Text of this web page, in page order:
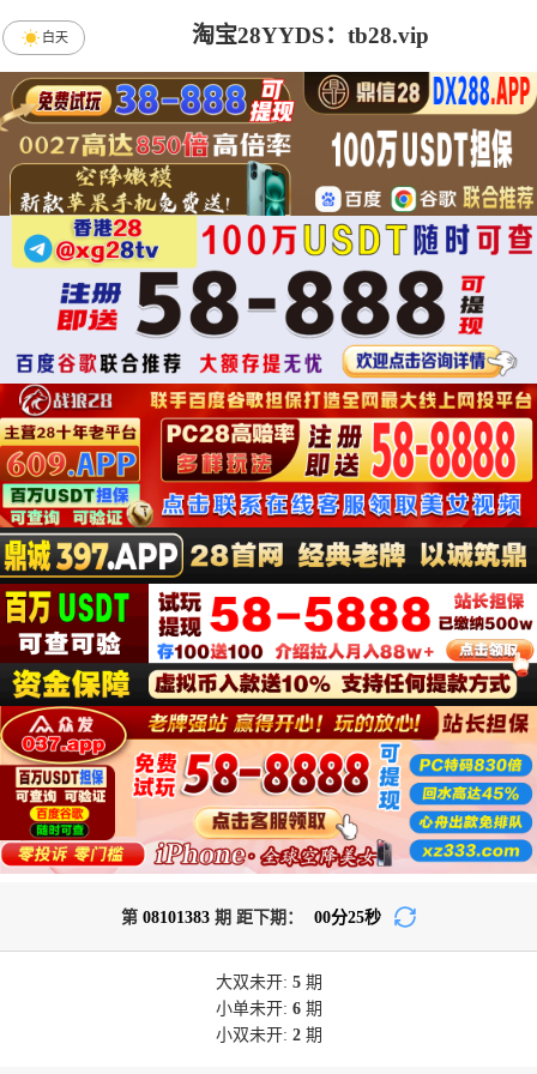
淘宝28YYDS：tb28.vip
白天
第 08101383 期 距下期： 00分25秒
大双未开: 5期
小单未开: 6期
小双未开: 2期